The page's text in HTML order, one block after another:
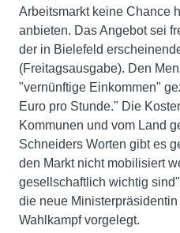
Arbeitsmarkt keine Chance
anbieten. Das Angebot sei
der in Bielefeld
(Freitagsausgabe). Den
"vernünftige Einkommen"
Euro pro Stunde." Die
Kommunen und vom Land
Schneiders Worten gibt es
den Markt nicht mobilisiert
gesellschaftlich wichtig
die neue
Wahlkampf vorgelegt.